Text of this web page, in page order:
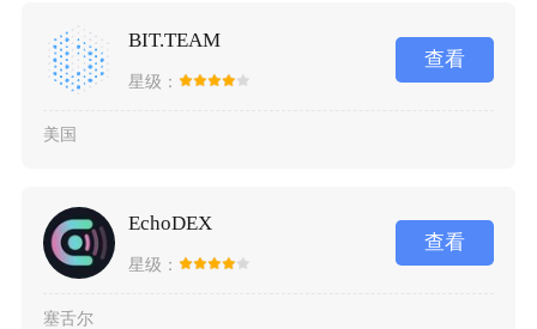
BIT.TEAM
星级：
查看
美国
EchoDEX
星级：
查看
塞舌尔